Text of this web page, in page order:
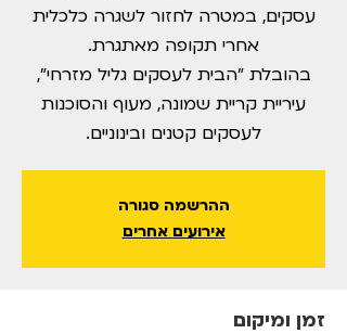
עסקים, במטרה לחזור לשגרה כלכלית
בהובלת "הבית לעסקים גליל מזרחי",
עיריית קריית שמונה, מעוף והסוכנות
לעסקים קטנים ובינוניים.
ההרשמה סגורה
אירועים אחרים
זמן ומיקום